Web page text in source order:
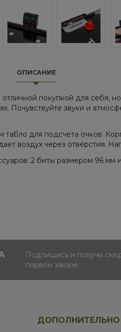
ОПИСАНИЕ
покупкой для себя,
Почувствуйте звуки и
табло для подсчета очков.
воздух через отверстия.
2 биты размером 96
Подпишись и получи
первом заказе
ДОПОЛНИТЕЛЬНО